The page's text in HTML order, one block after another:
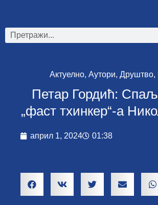
Актуелно, Аутори, Друштво,
Петар Гордић:
„фаст тхинкер“-а
април 1, 2024 01:38